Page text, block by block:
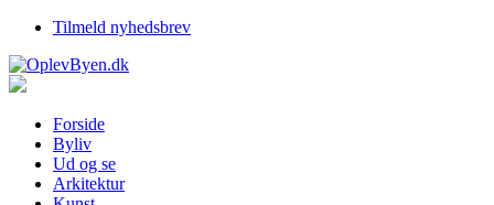
Tilmeld nyhedsbrev
Forside
Byliv
Ud og se
Arkitektur